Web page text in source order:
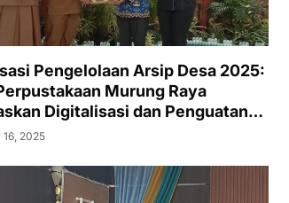
Pengelolaan Arsip Desa 2025:
Murung Raya
Digitalisasi dan Penguatan
Desa
2025